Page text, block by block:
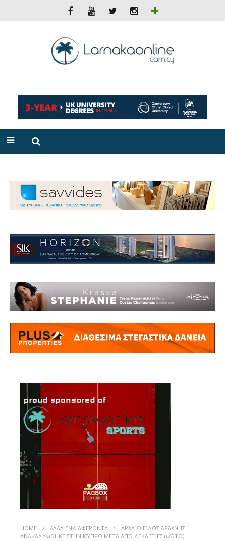
HOME ΑΛΛΑ ΕΝΔΙΑΦΕΡΟΝΤΑ
ΑΡΧΑΊΟ ΕΊΔΟΣ ΑΡΆΧΝΗΣ
ΑΝΑΚΑΛΎΦΘΗΚΕ ΣΤΗΝ ΚΎΠΡΟ ΜΕΤΆ ΑΠΌ ΔΕΚΑΕΤΊΕΣ (ΦΏΤΟ)